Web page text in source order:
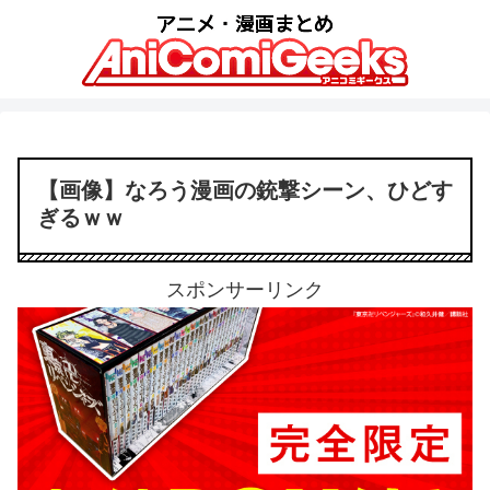
【画像】なろう漫画の銃撃シーン、ひどす
ぎるｗｗ
スポンサーリンク